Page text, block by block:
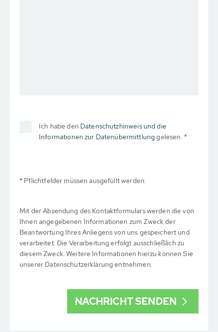
Ich habe den Datenschutzhinweis und die
Informationen zur Datenübermittlunggelesen. *
* Pflichtfelder müssen ausgefüllt werden.
Mit der Absendung des Kontaktformulars werden die von
Ihnen angegebenen Informationen zum Zweck der
Beantwortung Ihres Anliegens von uns gespeichert und
verarbeitet. Die Verarbeitung erfolgt ausschließlich zu
diesem Zweck. Weitere Informationen hierzu können Sie
unserer Datenschutzerklärung entnehmen.